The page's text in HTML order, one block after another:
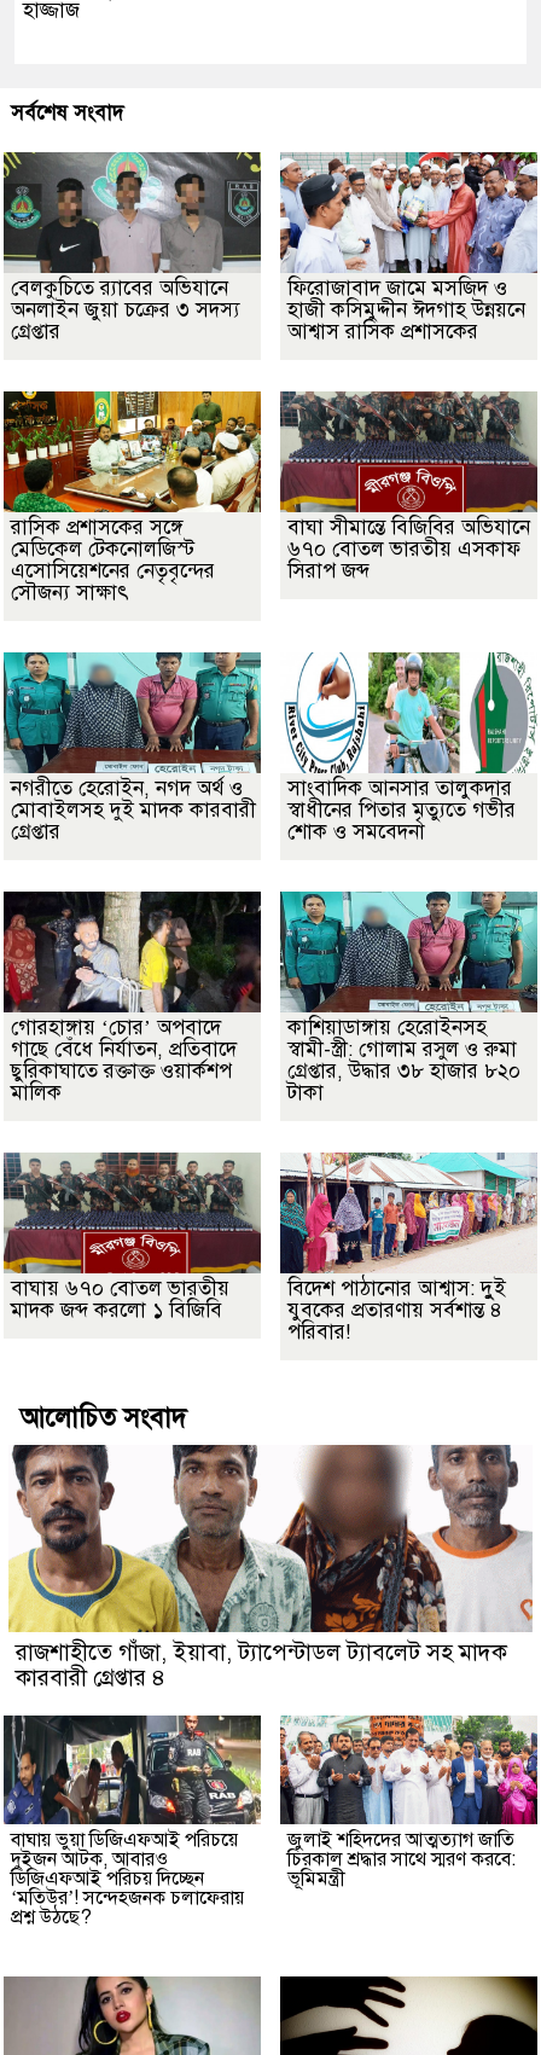
হাজ্জাজ
সর্বশেষ সংবাদ
বেলকুচিতে র‌্যাবের অভিযানে
অনলাইন জুয়া চক্রের ৩ সদস্য
গ্রেপ্তার
ফিরোজাবাদ জামে মসজিদ ও
হাজী কসিমুদ্দীন ঈদগাহ উন্নয়নে
আশ্বাস রাসিক প্রশাসকের
​রাসিক প্রশাসকের সঙ্গে
মেডিকেল টেকনোলজিস্ট
এসোসিয়েশনের নেতৃবৃন্দের
সৌজন্য সাক্ষাৎ
বাঘা সীমান্তে বিজিবির অভিযানে
৬৭০ বোতল ভারতীয় এসকাফ
সিরাপ জব্দ
নগরীতে হেরোইন, নগদ অর্থ ও
মোবাইলসহ দুই মাদক কারবারী
গ্রেপ্তার
সাংবাদিক আনসার তালুকদার
স্বাধীনের পিতার মৃত্যুতে গভীর
শোক ও সমবেদনা
গোরহাঙ্গায় ‘চোর’ অপবাদে
গাছে বেঁধে নির্যাতন, প্রতিবাদে
ছুরিকাঘাতে রক্তাক্ত ওয়ার্কশপ
মালিক
কাশিয়াডাঙ্গায় হেরোইনসহ
স্বামী-স্ত্রী: গোলাম রসুল ও রুমা
গ্রেপ্তার, উদ্ধার ৩৮ হাজার ৮২০
টাকা
বাঘায় ৬৭০ বোতল ভারতীয়
মাদক জব্দ করলো ১ বিজিবি
বিদেশ পাঠানোর আশ্বাস: দুুই
যুবকের প্রতারণায় সর্বশান্ত ৪
পরিবার!
আলোচিত সংবাদ
রাজশাহীতে গাঁজা, ইয়াবা, ট্যাপেন্টাডল ট্যাবলেট সহ মাদক
কারবারী গ্রেপ্তার ৪
বাঘায় ভুয়া ডিজিএফআই পরিচয়ে
দুইজন আটক, আবারও
ডিজিএফআই পরিচয় দিচ্ছেন
‘মতিউর’! সন্দেহজনক চলাফেরায়
প্রশ্ন উঠছে?
জুলাই শহিদদের আত্মত্যাগ জাতি
চিরকাল শ্রদ্ধার সাথে স্মরণ করবে:
ভূমিমন্ত্রী